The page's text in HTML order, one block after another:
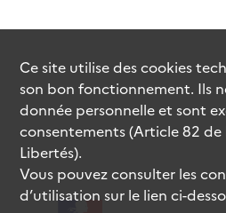
Ce site utilise descookies
son bon fonctionnement. Ils
donnée personnelle et sont
consentements (Article 82
Libertés).
Vous pouvez consulter les
d’utilisation sur le lien ci-